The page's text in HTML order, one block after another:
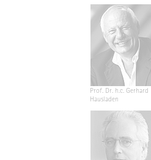
Prof. Dr. h.c. Gerhard
Hausladen